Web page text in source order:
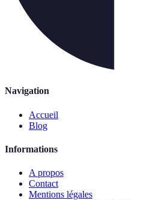
Navigation
Accueil
Blog
Informations
A propos
Contact
Mentions légales